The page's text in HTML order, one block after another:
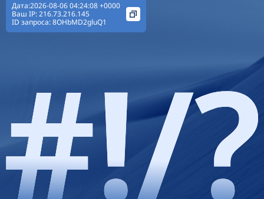
Дата:2026-08-06 04:24:08 +0000
Ваш IP:216.73.216.145
ID запроса:8OHbMD2gluQ1